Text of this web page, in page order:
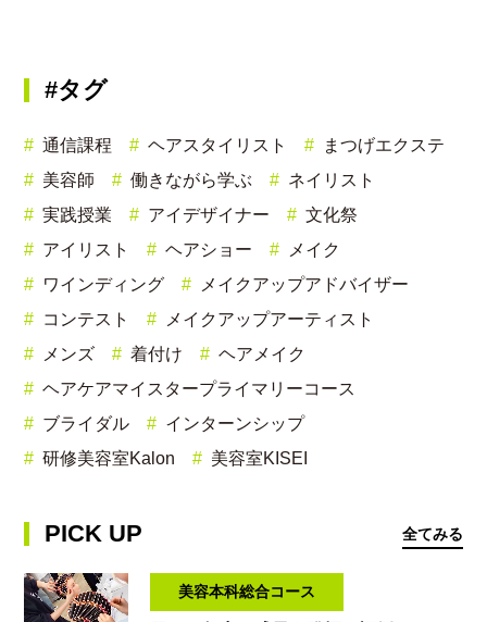
#タグ
通信課程 ヘアスタイリスト
まつげエクステ
美容師
働きながら学ぶ
ネイリスト
実践授業
アイデザイナー
文化祭
アイリスト
ヘアショー
メイク
ワインディング
メイクアップアドバイザー
コンテスト
メイクアップアーティスト
メンズ
着付け
ヘアメイク
ヘアケアマイスタープライマリーコース
ブライダル
インターンシップ
研修美容室Kalon
美容室KISEI
PICK UP 全てみる
美容本科総合コース